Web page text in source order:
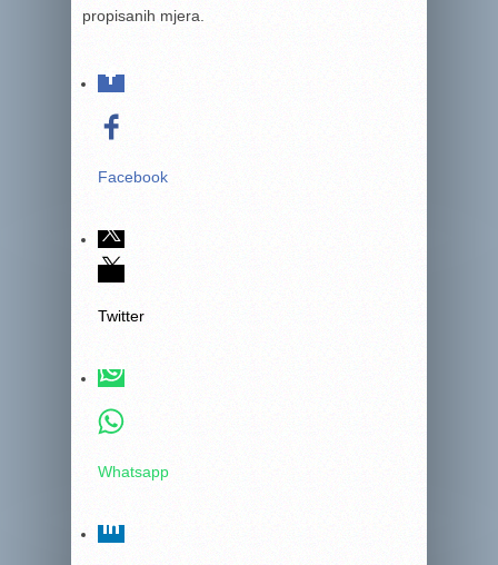
propisanih mjera.
Facebook
Twitter
Whatsapp